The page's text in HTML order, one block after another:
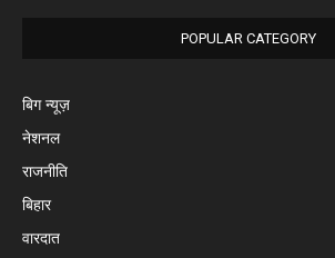
POPULAR CATEGORY
बिग न्यूज़
नेशनल
राजनीति
बिहार
वारदात